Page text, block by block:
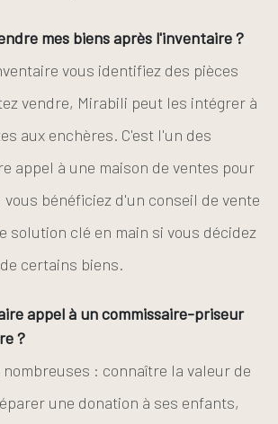
mes biens après l'inventaire ?
vous identifiez des pièces
vendre, Mirabili peut les intégrer à
aux enchères. C'est l'un des
appel à une maison de ventes pour
bénéficiez d'un conseil de vente
solution clé en main si vous décidez
certains biens.
appel à un commissaire-priseur
?
: connaître la valeur de
une donation à ses enfants,